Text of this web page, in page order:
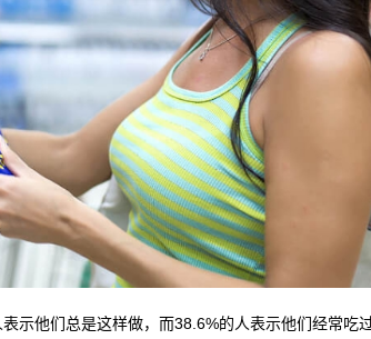
示他们总是这样做，而38.6%的人表示他们经常吃